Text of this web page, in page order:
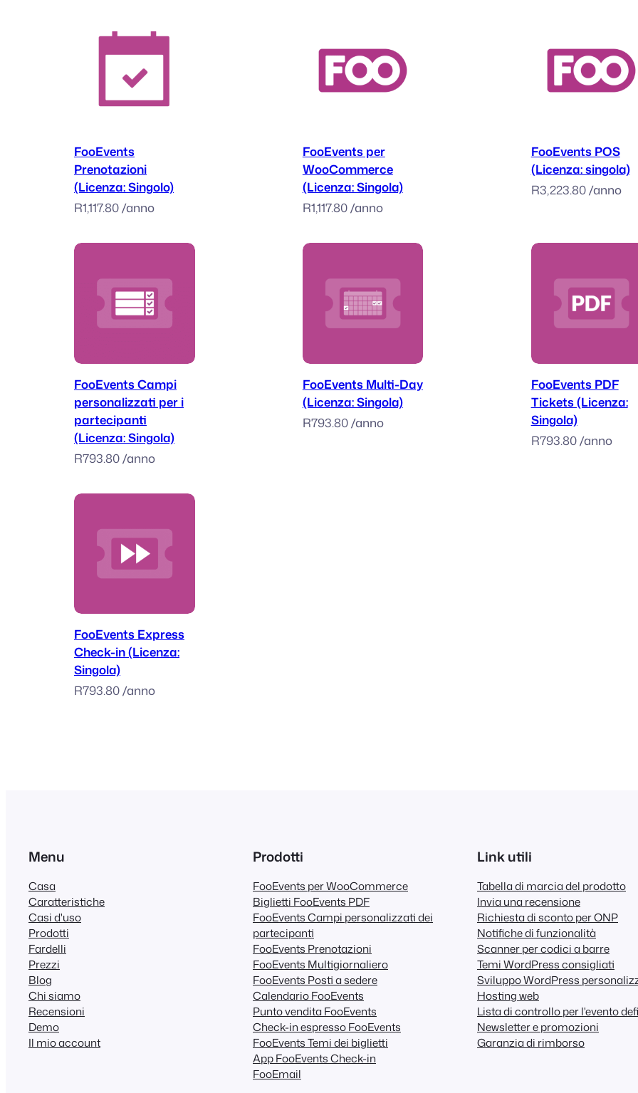
FooEvents
Prenotazioni
(Licenza: Singolo)
R1,117.80/anno
FooEvents per
WooCommerce
(Licenza: Singola)
R1,117.80/anno
FooEvents POS
(Licenza: singola)
R3,223.80/anno
Aggiungi al carrello
FooEvents Campi
personalizzati per i
partecipanti
(Licenza: Singola)
R793.80 /anno
Aggiungi al carrello
FooEvents Multi-Day
(Licenza: Singola)
R793.80 /anno
Aggiungi al
FooEvents PDF
Tickets (Licenza:
Singola)
R793.80 /anno
Aggiungi al carrello
FooEvents Express
Check-in (Licenza:
Singola)
R793.80/anno
Menu
Casa
Caratteristiche
Casi d'uso
Prodotti
Fardelli
Prezzi
Blog
Chi siamo
Recensioni
Demo
Il mio account
Prodotti
FooEvents per WooCommerce
Biglietti FooEvents PDF
FooEvents Campi personalizzati dei
partecipanti
FooEvents Prenotazioni
FooEvents Multigiornaliero
FooEvents Posti a sedere
Calendario FooEvents
Punto vendita FooEvents
Check-in espresso FooEvents
FooEvents Temi dei biglietti
App FooEvents Check-in
FooEmail
Link utili
Tabella di marcia del prodotto
Invia una recensione
Richiesta di sconto per ONP
Notifiche di funzionalità
Scanner per codici a barre
Temi WordPress consigliati
Sviluppo WordPress
Hosting web
Lista di controllo per l'evento
Newsletter e promozioni
Garanzia di rimborso